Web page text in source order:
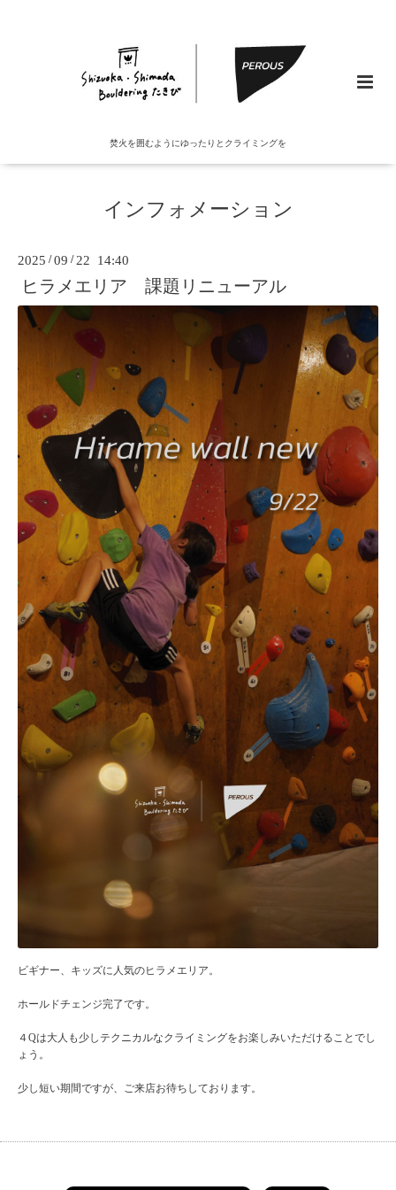
焚火を囲むようにゆったりとクライミングを
インフォメーション
2025 /09 /22 14:40
ヒラメエリア 課題リニューアル
ビギナー、キッズに人気のヒラメエリア。
ホールドチェンジ完了です。
４Qは大人も少しテクニカルなクライミングをお楽しみいただけることでし
ょう。
少し短い期間ですが、ご来店お待ちしております。